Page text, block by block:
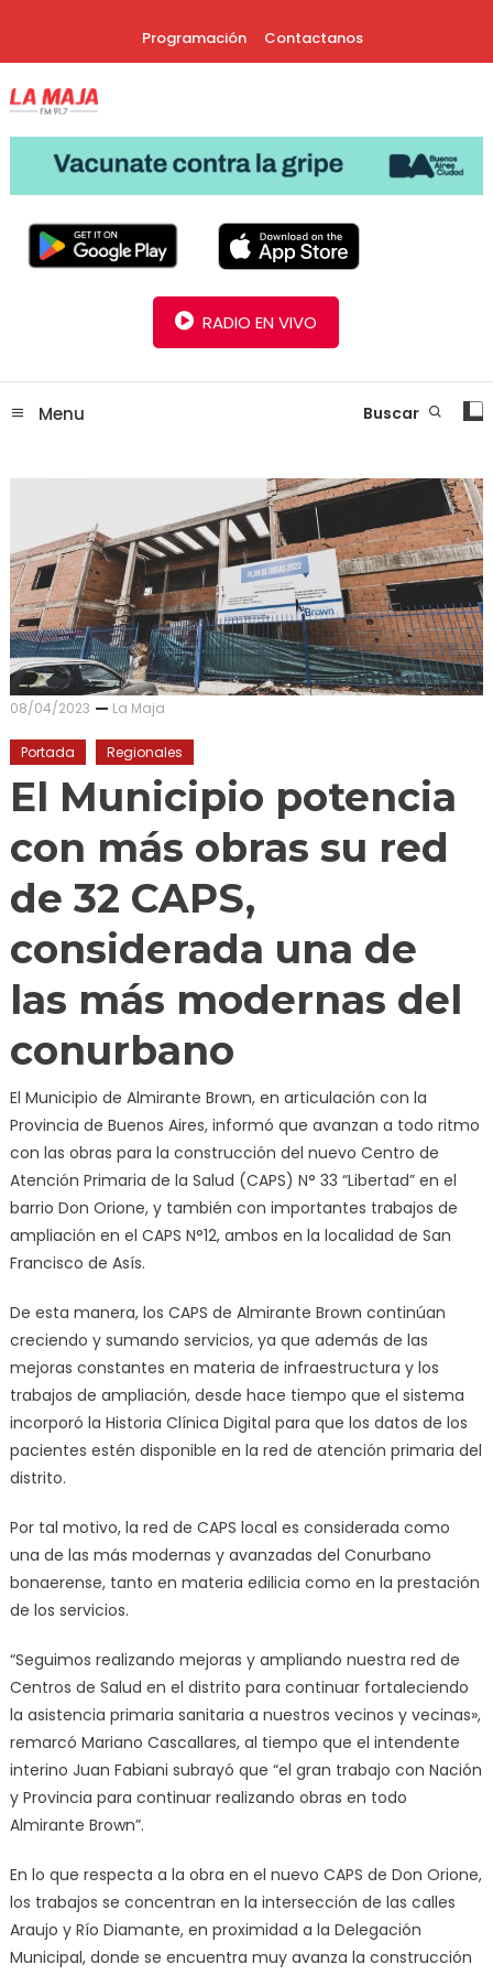
Programación Contactanos
Radio La Maja
RADIO EN VIVO
Menu Buscar
08/04/2023 La Maja
Portada Regionales
El Municipio potencia
con más obras su red
de 32 CAPS,
considerada una de
las más modernas del
conurbano
El Municipio de Almirante Brown, en articulación con la
Provincia de Buenos Aires, informó que avanzan a todo ritmo
con las obras para la construcción del nuevo Centro de
Atención Primaria de la Salud (CAPS) N° 33 “Libertad” en el
barrio Don Orione, y también con importantes trabajos de
ampliación en el CAPS N°12, ambos en la localidad de San
Francisco de Asís.
De esta manera, los CAPS de Almirante Brown continúan
creciendo y sumando servicios, ya que además de las
mejoras constantes en materia de infraestructura y los
trabajos de ampliación, desde hace tiempo que el sistema
incorporó la Historia Clínica Digital para que los datos de los
pacientes estén disponible en la red de atención primaria del
distrito.
Por tal motivo, la red de CAPS local es considerada como
una de las más modernas y avanzadas del Conurbano
bonaerense, tanto en materia edilicia como en la prestación
de los servicios.
“Seguimos realizando mejoras y ampliando nuestra red de
Centros de Salud en el distrito para continuar fortaleciendo
la asistencia primaria sanitaria a nuestros vecinos y vecinas»,
remarcó Mariano Cascallares, al tiempo que el intendente
interino Juan Fabiani subrayó que “el gran trabajo con Nación
y Provincia para continuar realizando obras en todo
Almirante Brown”.
En lo que respecta a la obra en el nuevo CAPS de Don Orione,
los trabajos se concentran en la intersección de las calles
Araujo y Río Diamante, en proximidad a la Delegación
Municipal, donde se encuentra muy avanza la construcción